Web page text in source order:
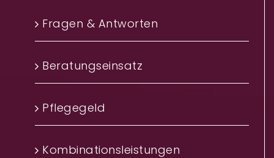
Fragen & Antworten
Beratungseinsatz
Pflegegeld
Kombinationsleistungen